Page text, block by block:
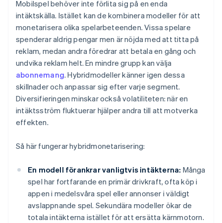
Mobilspel behöver inte förlita sig på en enda
intäktskälla. Istället kan de kombinera modeller för att
monetarisera olika spelarbeteenden. Vissa spelare
spenderar aldrig pengar men är nöjda med att titta på
reklam, medan andra föredrar att betala en gång och
undvika reklam helt. En mindre grupp kan välja
abonnemang. Hybridmodeller känner igen dessa
skillnader och anpassar sig efter varje segment.
Diversifieringen minskar också volatiliteten: när en
intäktsström fluktuerar hjälper andra till att motverka
effekten.
Så här fungerar hybridmonetarisering:
En modell förankrar vanligtvis intäkterna: Många
spel har fortfarande en primär drivkraft, ofta köp i
appen i medelsvåra spel eller annonser i väldigt
avslappnande spel. Sekundära modeller ökar de
totala intäkterna istället för att ersätta kärnmotorn.